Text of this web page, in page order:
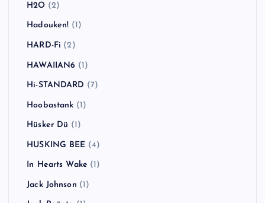
H2O (2)
Hadouken! (1)
HARD-Fi (2)
HAWAIIAN6 (1)
Hi-STANDARD (7)
Hoobastank (1)
Hüsker Dü (1)
HUSKING BEE (4)
In Hearts Wake (1)
Jack Johnson (1)